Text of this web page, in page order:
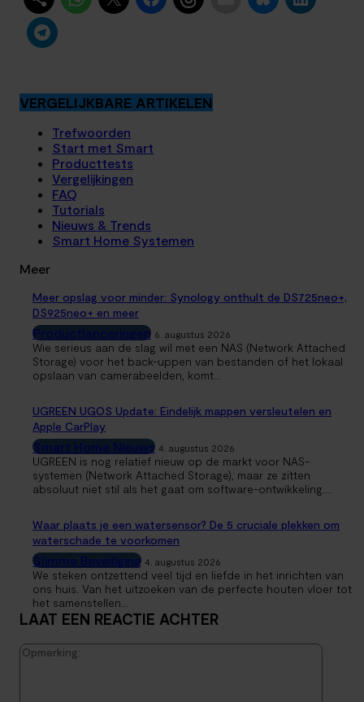
VERGELIJKBARE ARTIKELEN
Trefwoorden
Start met Smart
Producttests
Vergelijkingen
FAQ
Tutorials
Nieuws & Trends
Smart Home Systemen
Meer
Meer opslag voor minder: Synology onthult de DS725neo+,
DS925neo+ en meer
Productlanceringen 6. augustus 2026
Wie serieus aan de slag wil met een NAS (Network Attached
Storage) voor het back-uppen van bestanden of het lokaal
opslaan van camerabeelden, komt...
UGREEN UGOS Update: Eindelijk mappen versleutelen en
Apple CarPlay
Smart Home Nieuws 4. augustus 2026
UGREEN is nog relatief nieuw op de markt voor NAS-
systemen (Network Attached Storage), maar ze zitten
absoluut niet stil als het gaat om software-ontwikkeling....
Waar plaats je een watersensor? De 5 cruciale plekken om
waterschade te voorkomen
Slimme Beveiliging 4. augustus 2026
We steken ontzettend veel tijd en liefde in het inrichten van
ons huis. Van het uitzoeken van de perfecte houten vloer tot
het samenstellen...
LAAT EEN REACTIE ACHTER